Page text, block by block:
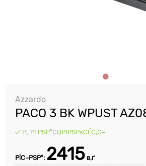
Azzardo
PACO 3 BK WPUST
Р„ РІ РЅР°СЏРІРЅРѕСЃС‚С–
Р¦С–РЅР°: 2415 в‚ґ